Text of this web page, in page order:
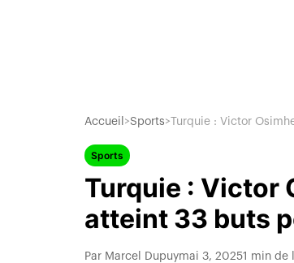
Accueil >Sports> Turquie : Victor
Sports
Turquie : Victor
atteint 33 buts
Par Marcel Dupuymai 3, 20251 min de